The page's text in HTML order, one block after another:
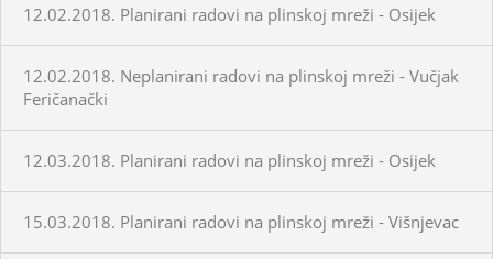
12.02.2018. Planirani radovi na plinskoj mreži - Osijek
12.02.2018. Neplanirani radovi na plinskoj mreži - Vučjak
Feričanački
12.03.2018. Planirani radovi na plinskoj mreži - Osijek
15.03.2018. Planirani radovi na plinskoj mreži - Višnjevac